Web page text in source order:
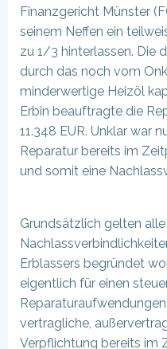
Finanzgericht Münster
seinem Neffen ein
zu 1/3 hinterlassen. Die
durch das noch vom
minderwertige Heizöl
Erbin beauftragte die
11.348 EUR. Unklar war
Reparatur bereits im
und somit eine
Grundsätzlich gelten
Erblassers begründet
eigentlich für einen
vertragliche,
Verpflichtung bereits im